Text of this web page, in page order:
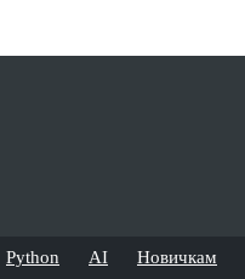
Python AI Новичкам